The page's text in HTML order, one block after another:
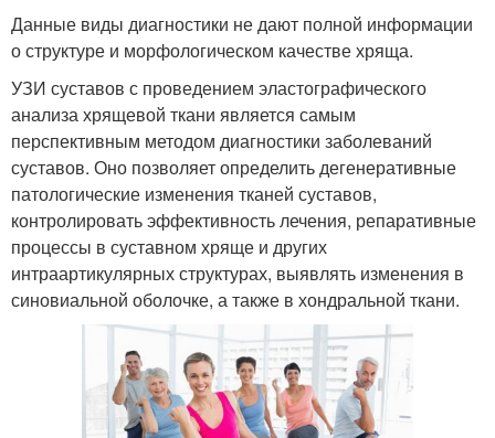
Данные виды диагностики не дают полной информации
о структуре и морфологическом качестве хряща.
УЗИ суставов с проведением эластографического
анализа хрящевой ткани является самым
перспективным методом диагностики заболеваний
суставов. Оно позволяет определить дегенеративные
патологические изменения тканей суставов,
контролировать эффективность лечения, репаративные
процессы в суставном хряще и других
интраартикулярных структурах, выявлять изменения в
синовиальной оболочке, а также в хондральной ткани.